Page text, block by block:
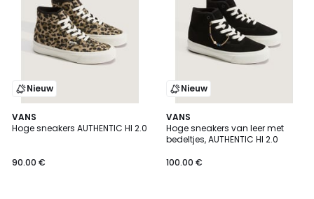
Nieuw
VANS
Hoge sneakers AUTHENTIC HI 2.0
90.00 €
Nieuw
VANS
Hoge sneakers van leer met
bedeltjes, AUTHENTIC HI 2.0
100.00 €